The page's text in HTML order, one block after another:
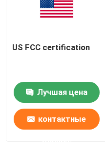
US FCC certification
Лучшая цена
контактные